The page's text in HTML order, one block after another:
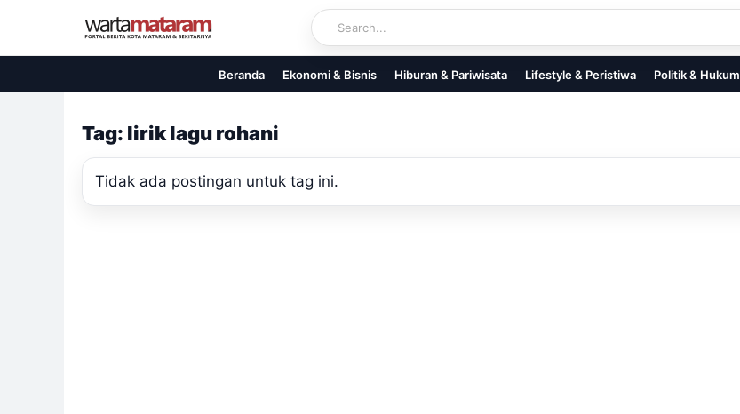
content
Beranda Ekonomi & Bisnis Hiburan & Pariwisata Lifestyle & Peristiwa Politik & Hukum
Tag: lirik lagu rohani
Tidak ada postingan untuk tag ini.